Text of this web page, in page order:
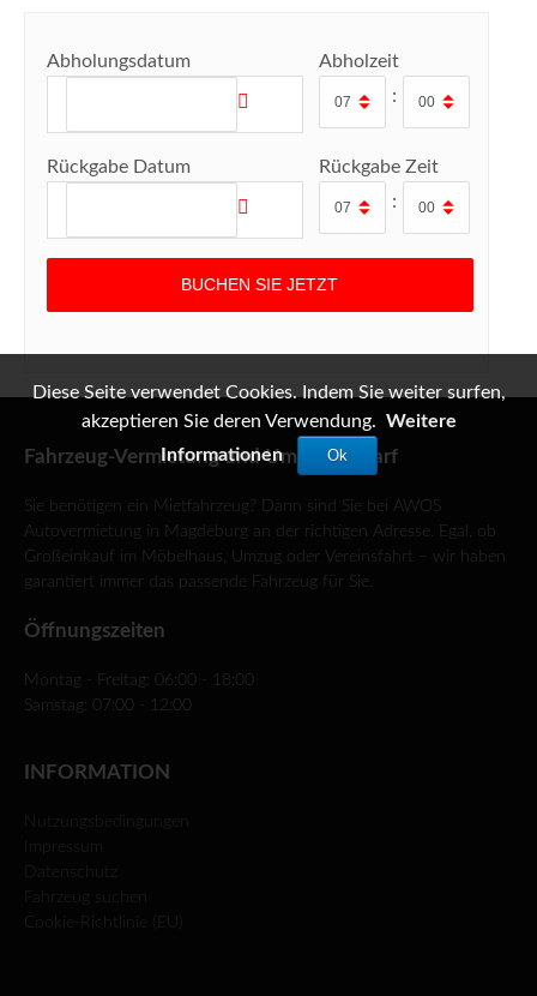
Abholungsdatum
Abholzeit
:
Rückgabe Datum
Rückgabe Zeit
:
Fahrzeug-Vermietung und Umzugsbedarf
Sie benötigen ein Mietfahrzeug? Dann sind Sie bei AWOS
Autovermietung in Magdeburg an der richtigen Adresse. Egal, ob
Großeinkauf im Möbelhaus, Umzug oder Vereinsfahrt – wir haben
garantiert immer das passende Fahrzeug für Sie.
Öffnungszeiten
Montag - Freitag: 06:00 - 18:00
Samstag: 07:00 - 12:00
INFORMATION
Nutzungsbedingungen
Fahrzeug suchen
Cookie-Richtlinie (EU)
Diese Seite verwendet Cookies. Indem Sie weiter surfen,
akzeptieren Sie deren Verwendung. Weitere
Informationen
Ok